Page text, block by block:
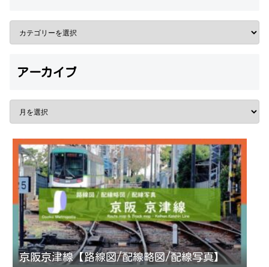
アーカイブ
京阪京津線【路線図/配線略図/配線写真】